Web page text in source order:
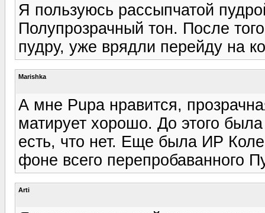
Я пользуюсь рассыпчатой
Полупрозрачный тон. После
пудру, уже врядли перейду на
Marishka
А мне Pupa нравится,
матирует хорошо. До этого
есть, что нет. Еще была ИР
фоне всего перепробаванного
Arti